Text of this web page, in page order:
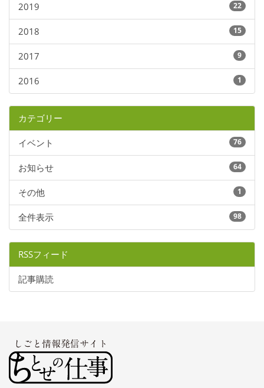
2019 22
2018 15
2017 9
2016 1
カテゴリー
イベント 76
お知らせ 64
その他 1
全件表示 98
RSSフィード
記事購読